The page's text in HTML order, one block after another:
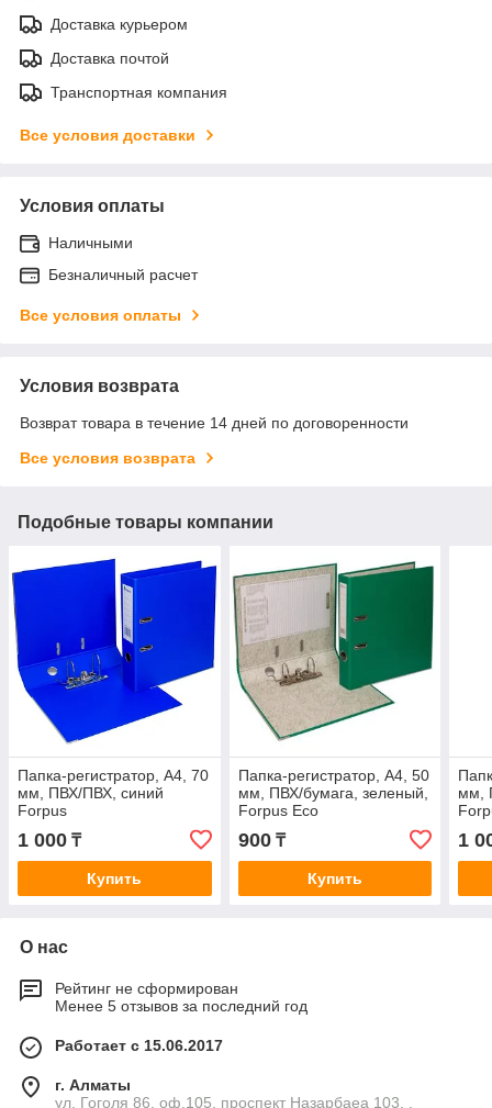
Доставка курьером
Доставка почтой
Транспортная компания
Все условия доставки
Условия оплаты
Наличными
Безналичный расчет
Все условия оплаты
Условия возврата
Возврат товара в течение 14 дней по договоренности
Все условия возврата
Подобные товары компании
Папка-регистратор, А4, 70
мм, ПВХ/ПВХ, синий
Forpus
1 000 ₸
Купить
Папка-регистратор, А4, 50
мм, ПВХ/бумага, зеленый,
Forpus Eco
900₸
Купить
мм,
1
О нас
Рейтинг не сформирован
Менее 5 отзывов за последний год
Работает с 15.06.2017
г. Алматы
ул. Гоголя 86, оф.105, проспект Назарбаеа 103, ,